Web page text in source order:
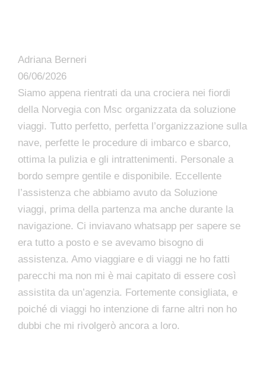
Adriana Berneri
06/06/2026
Siamo appena rientrati da una crociera nei fiordi
della Norvegia con Msc organizzata da soluzione
viaggi. Tutto perfetto, perfetta l’organizzazione sulla
nave, perfette le procedure di imbarco e sbarco,
ottima la pulizia e gli intrattenimenti. Personale a
bordo sempre gentile e disponibile. Eccellente
l’assistenza che abbiamo avuto da Soluzione
viaggi, prima della partenza ma anche durante la
navigazione. Ci inviavano whatsapp per sapere se
era tutto a posto e se avevamo bisogno di
assistenza. Amo viaggiare e di viaggi ne ho fatti
parecchi ma non mi è mai capitato di essere così
assistita da un’agenzia. Fortemente consigliata, e
poiché di viaggi ho intenzione di farne altri non ho
dubbi che mi rivolgerò ancora a loro.